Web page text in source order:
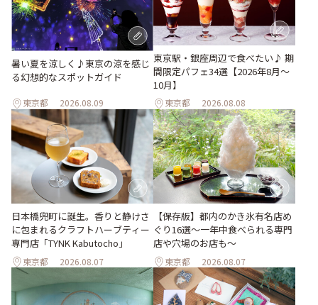
暑い夏を涼しく♪東京の涼を感じ
る幻想的なスポットガイド
東京都 2026.08.09
東京駅・銀座周辺で食べたい♪ 期
間限定パフェ34選【2026年8月～
10月】
東京都 2026.08.08
日本橋兜町に誕生。香りと静けさ
に包まれるクラフトハーブティー
専門店「TYNK Kabutocho」
東京都 2026.08.07
【保存版】都内のかき氷有名店め
ぐり16選～一年中食べられる専門
店や穴場のお店も～
東京都 2026.08.07